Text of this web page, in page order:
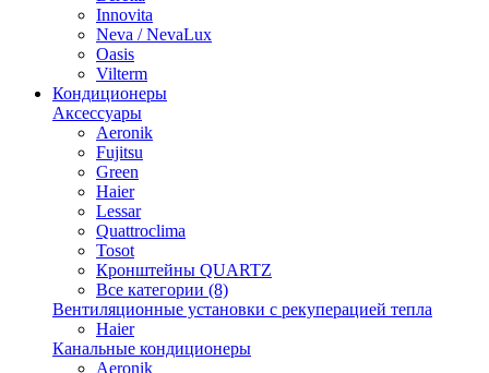
Innovita
Neva / NevaLux
Oasis
Vilterm
Кондиционеры
Аксессуары
Aeronik
Fujitsu
Green
Haier
Lessar
Quattroclima
Tosot
Кронштейны QUARTZ
Все категории (8)
Вентиляционные установки с рекуперацией тепла
Haier
Канальные кондиционеры
Aeronik